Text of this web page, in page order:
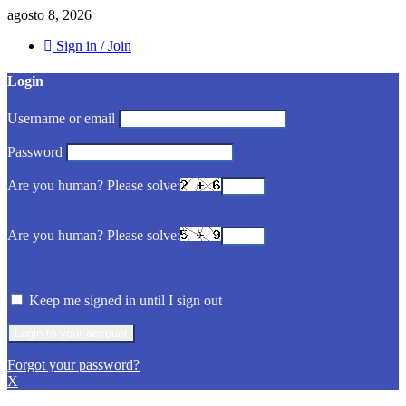
agosto 8, 2026
Sign in / Join
Login
Username or email
Password
Are you human? Please solve:
Are you human? Please solve:
Keep me signed in until I sign out
Forgot your password?
X